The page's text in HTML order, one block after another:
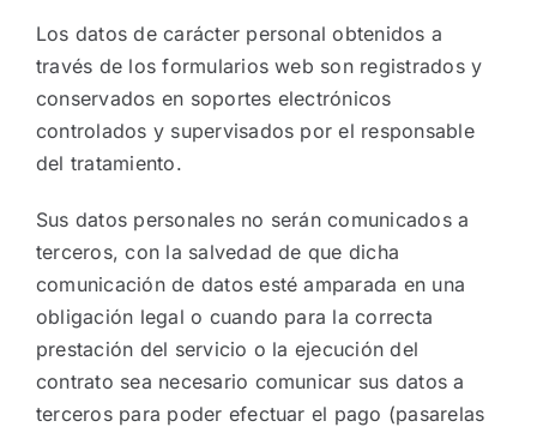
Los datos de carácter personal obtenidos a
través de los formularios web son registrados y
conservados en soportes electrónicos
controlados y supervisados por el responsable
del tratamiento.
Sus datos personales no serán comunicados a
terceros, con la salvedad de que dicha
comunicación de datos esté amparada en una
obligación legal o cuando para la correcta
prestación del servicio o la ejecución del
contrato sea necesario comunicar sus datos a
terceros para poder efectuar el pago (pasarelas